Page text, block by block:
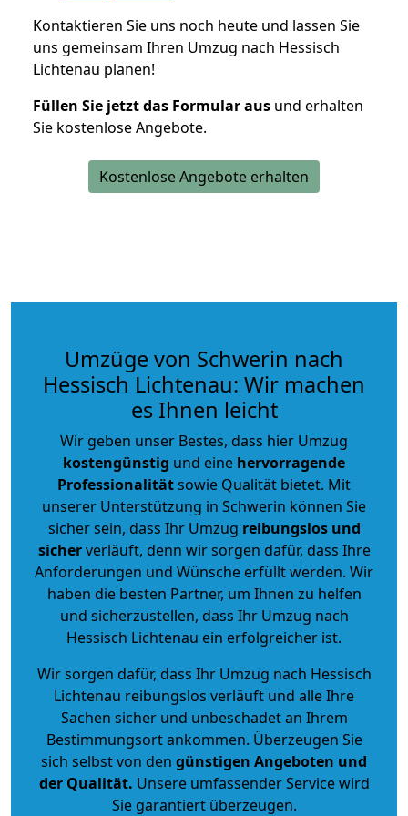
Kontaktieren Sie uns noch heute und lassen Sie
uns gemeinsam Ihren Umzug nach Hessisch
Lichtenau planen!
Füllen Sie jetzt das Formular aus und erhalten
Sie kostenlose Angebote.
Kostenlose Angebote erhalten
Umzüge von Schwerin nach
Hessisch Lichtenau: Wir machen
es Ihnen leicht
Wir geben unser Bestes, dass hier Umzug
kostengünstig und eine hervorragende
Professionalitätsowie Qualität bietet. Mit
unserer Unterstützung in Schwerin können Sie
sicher sein, dass Ihr Umzug reibungslos und
sicherverläuft, denn wir sorgen dafür, dass Ihre
Anforderungen und Wünsche erfüllt werden. Wir
haben die besten Partner, um Ihnen zu helfen
und sicherzustellen, dass Ihr Umzug nach
Hessisch Lichtenau ein erfolgreicher ist.
Wir sorgen dafür, dass Ihr Umzug nach Hessisch
Lichtenau reibungslos verläuft und alle Ihre
Sachen sicher und unbeschadet an Ihrem
Bestimmungsort ankommen. Überzeugen Sie
sich selbst von den günstigen Angeboten und
der Qualität. Unsere umfassender Service wird
Sie garantiert überzeugen.